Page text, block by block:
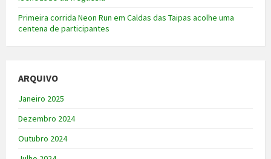
Primeira corrida Neon Run em Caldas das Taipas acolhe uma
centena de participantes
ARQUIVO
Janeiro 2025
Dezembro 2024
Outubro 2024